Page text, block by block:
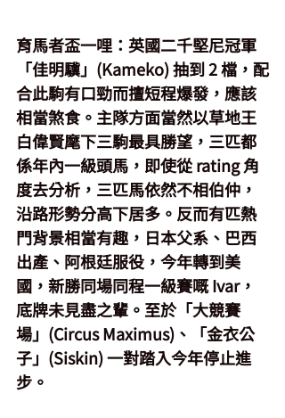
育馬者盃一哩 ：英國二千堅尼冠軍
「佳明驥」(Kameko) 抽到 2 檔，配
合此駒有口勁而擅短程爆發，應該
相當煞食。主隊方面當然以草地王
白偉賢麾下三駒最具勝望，三匹都
係年內一級頭馬，即使從 rating 角
度去分析，三匹馬依然不相伯仲，
沿路形勢分高下居多。反而有匹熱
門背景相當有趣，日本父系、巴西
出產、阿根廷服役，今年轉到美
國，新勝同場同程一級賽嘅 Ivar，
底牌未見盡之輩。至於「大競賽
場」(Circus Maximus)、「金衣公
子」(Siskin) 一對踏入今年停止進
步。